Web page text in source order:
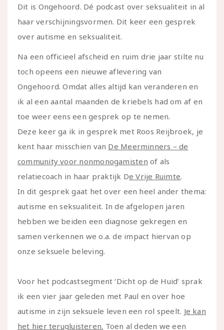
Dit is Ongehoord. Dé podcast over seksualiteit in al
haar verschijningsvormen. Dit keer een gesprek
over autisme en seksualiteit.
Na een officieel afscheid en ruim drie jaar stilte nu
toch opeens een nieuwe aflevering van
Ongehoord. Omdat alles altijd kan veranderen en
ik al een aantal maanden de kriebels had om af en
toe weer eens een gesprek op te nemen.
Deze keer ga ik in gesprek met Roos Reijbroek, je
kent haar misschien van De Meerminners – de
community voor nonmonogamisten of als
relatiecoach in haar praktijk De Vrije Ruimte.
In dit gesprek gaat het over een heel ander thema:
autisme en seksualiteit. In de afgelopen jaren
hebben we beiden een diagnose gekregen en
samen verkennen we o.a. de impact hiervan op
onze seksuele beleving.
Voor het podcastsegment ‘Dicht op de Huid’ sprak
ik een vier jaar geleden met Paul en over hoe
autisme in zijn seksuele leven een rol speelt. Je kan
het hier terugluisteren. Toen al deden we een